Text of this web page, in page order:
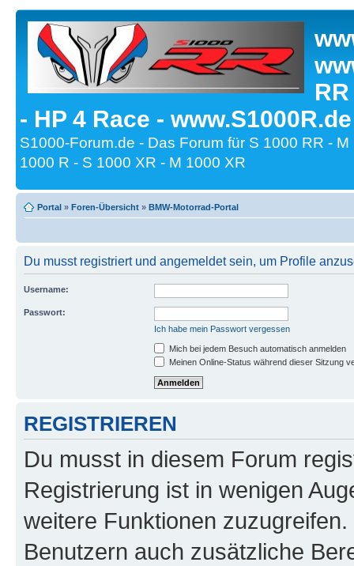
- HP 4 Race -
S1000-Forum.de - Das Forum für S 1000 RR -
1000 R - S 1000 XR - M 1000 XR
Portal » Foren-Übersicht » BMW-Motorrad-Portal
Du musst registriert und angemeldet sein, um Profile
Username:
Passwort:
Ich habe mein Passwort vergessen
Mich bei jedem Besuch automatisch anmelden
Meinen Online-Status während dieser Sitzung
REGISTRIEREN
Du musst in diesem Forum
Registrierung ist in wenigen
weitere Funktionen
Benutzern auch zusätzliche